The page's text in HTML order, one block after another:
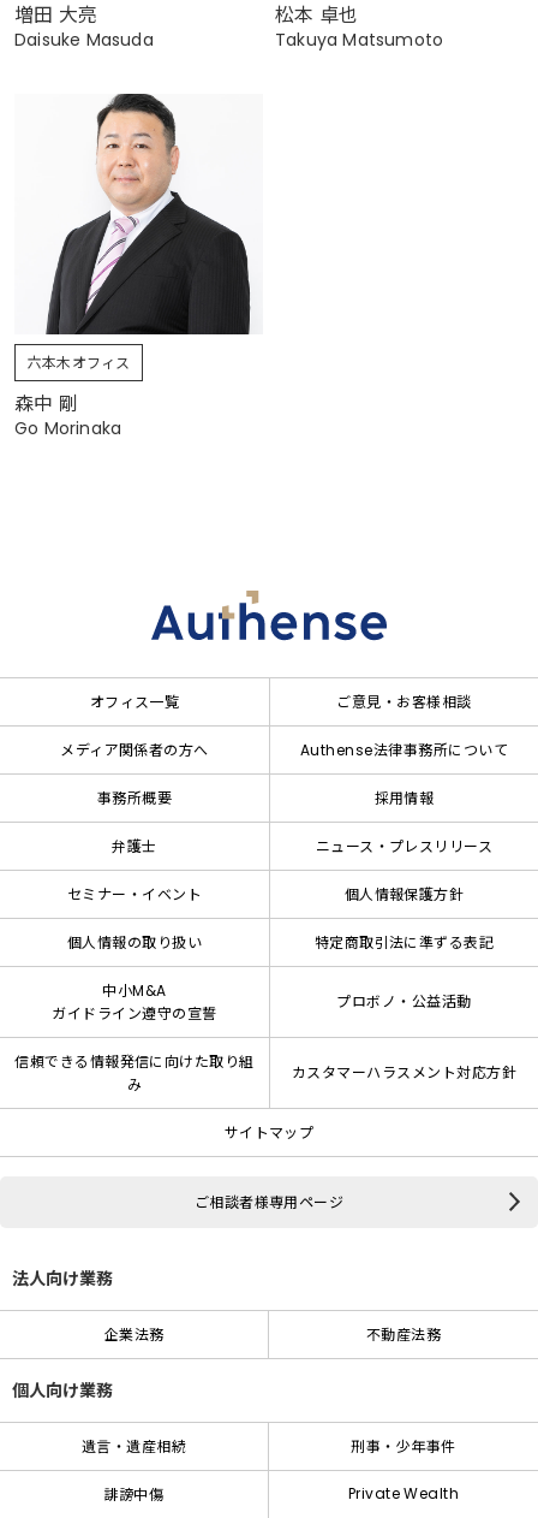
増田 大亮
Daisuke Masuda
松本 卓也
Takuya Matsumoto
六本木オフィス
森中 剛
Go Morinaka
オフィス一覧 ご意見・お客様相談
メディア関係者の方へ Authense法律事務所について
事務所概要 採用情報
弁護士 ニュース・プレスリリース
セミナー・イベント 個人情報保護方針
個人情報の取り扱い 特定商取引法に準ずる表記
中小M&A
ガイドライン遵守の宣誓
プロボノ・公益活動
信頼できる情報発信に向けた取り組
み
カスタマーハラスメント対応方針
サイトマップ
ご相談者様専用ページ
法人向け業務
企業法務 不動産法務
個人向け業務
遺言・遺産相続 刑事・少年事件
誹謗中傷 Private Wealth